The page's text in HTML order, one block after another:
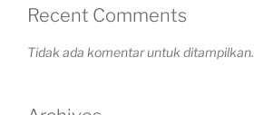
Recent Comments
Tidak ada komentar untuk ditampilkan.